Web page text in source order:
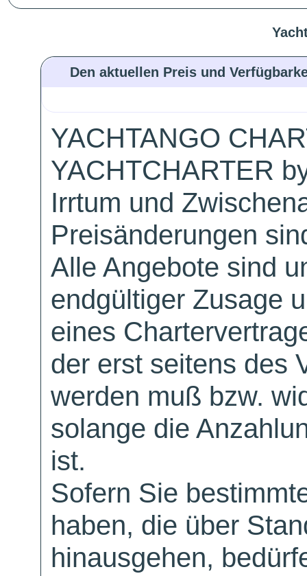
Den aktuellen Preis und
YACHTANGO
YACHTCHARTER
Irrtum und
Preisänderungen
Alle Angebote sind
endgültiger Zusage
eines
der erst seitens des
werden muß bzw.
solange die
ist.
Sofern Sie
haben, die über
hinausgehen,